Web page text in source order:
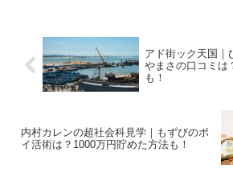
アド街ック天国｜
やまさの口コミは
も！
内村カレンの超社会科見学｜もずびのポ
イ活術は？1000万円貯めた方法も！